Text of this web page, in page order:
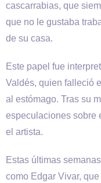
cascarrabias, que
que no le gustaba
de su casa.
Este papel fue
Valdés, quien falleció
al estómago. Tras su
especulaciones sobre
el artista.
Estas últimas
como Edgar Vivar,